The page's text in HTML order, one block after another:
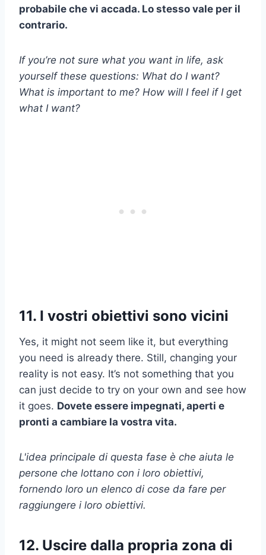
probabile che vi accada. Lo stesso vale per il
contrario.
If you’re not sure what you want in life, ask
yourself these questions: What do I want?
What is important to me? How will I feel if I get
what I want?
11. I vostri obiettivi sono vicini
Yes, it might not seem like it, but everything
you need is already there. Still, changing your
reality is not easy. It’s not something that you
can just decide to try on your own and see how
it goes. Dovete essere impegnati, aperti e
pronti a cambiare la vostra vita.
L'idea principale di questa fase è che aiuta le
persone che lottano con i loro obiettivi,
fornendo loro un elenco di cose da fare per
raggiungere i loro obiettivi.
12. Uscire dalla propria zona di